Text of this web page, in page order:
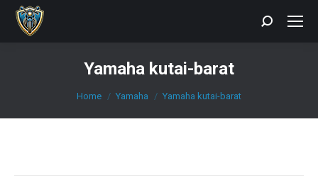
Search:
Yamaha kutai-barat
You are here:
Home Yamaha Yamaha kutai-barat